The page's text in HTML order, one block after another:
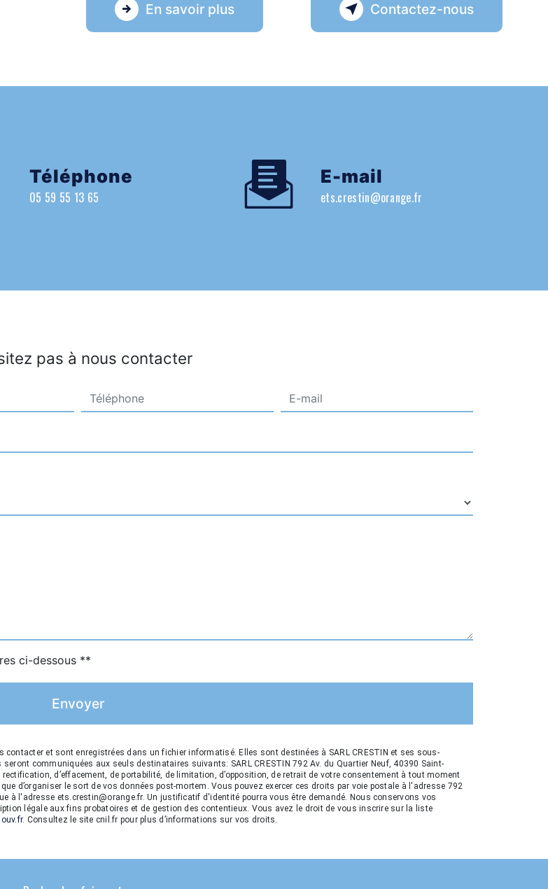
En savoir plus Contactez-nous
Téléphone
05 59 55 13 65
E-mail
ets.crestin@orange.fr
pas à nous contacter
ci-dessous **
Envoyer
et sont enregistrées dans un fichier informatisé. Elles sont destinées à SARL CRESTIN et ses sous-
communiquées aux seuls destinataires suivants: SARL CRESTIN 792 Av. du Quartier Neuf, 40390 Saint-
d’effacement, de portabilité, de limitation, d’opposition, de retrait de votre consentement à tout moment
d’organiser le sort de vos données post-mortem. Vous pouvez exercer ces droits par voie postale à l'adresse 792
à l'adresse ets.crestin@orange.fr. Un justificatif d'identité pourra vous être demandé. Nous conservons vos
légale aux fins probatoires et de gestion des contentieux. Vous avez le droit de vous inscrire sur la liste
. Consultez le site cnil.fr pour plus d’informations sur vos droits.